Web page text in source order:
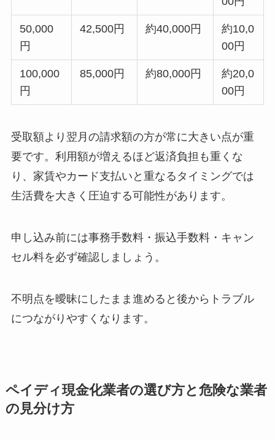
50,000
円
42,500円 約40,000円
約10,0
00円
100,000
円
85,000円 約80,000円
約20,0
00円
受取額より翌月の請求額の方が常に大きい点が重
要です。利用額が増えるほど返済負担も重くな
り、家賃やカード支払いと重なるタイミングでは
生活費を大きく圧迫する可能性があります。
申し込み前には事務手数料・振込手数料・キャン
セル料を必ず確認しましょう。
不明点を曖昧にしたまま進めると後からトラブル
につながりやすくなります。
ペイディ現金化業者の選び方と危険な業者
の見分け方